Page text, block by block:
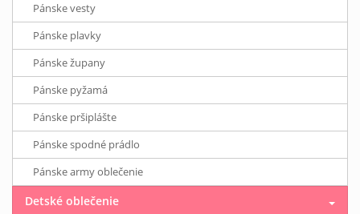
Pánske vesty
Pánske plavky
Pánske župany
Pánske pyžamá
Pánske pršiplášte
Pánske spodné prádlo
Pánske army oblečenie
Detské oblečenie